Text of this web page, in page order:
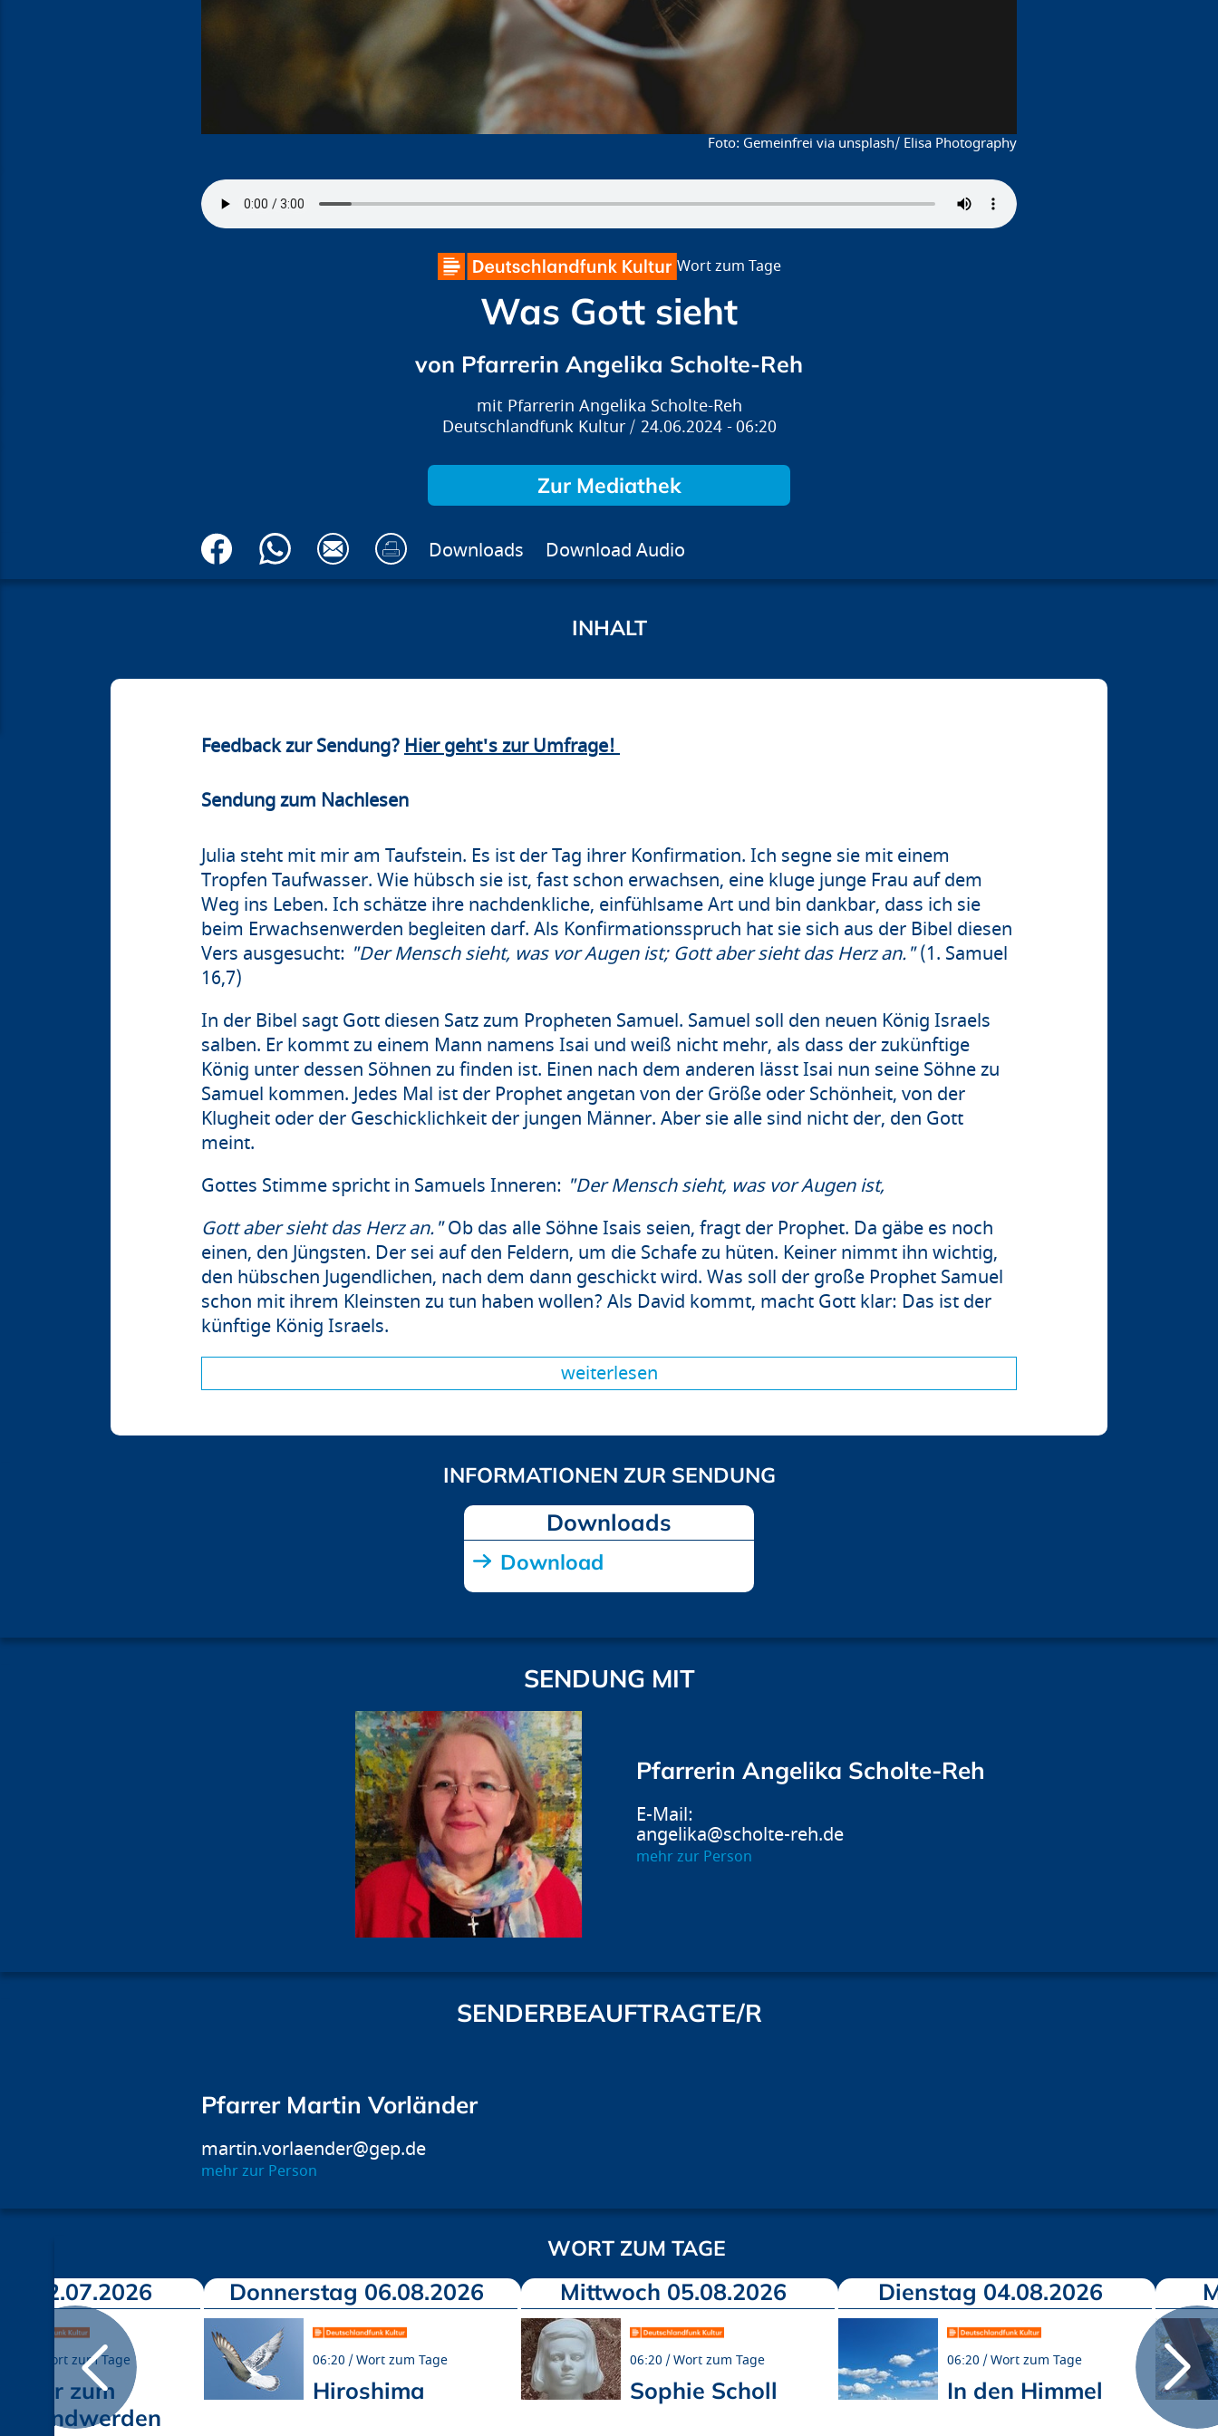
Gemeinfrei via unsplash/ Elisa Photography
Wort zum Tage
Was Gott sieht
von Pfarrerin Angelika Scholte-Reh
Pfarrerin Angelika Scholte-Reh
Deutschlandfunk Kultur
24.06.2024 06:20
Zur Mediathek
Downloads Download Audio
Feedback zur Sendung?Hier geht's zur Umfrage!
Sendung zum Nachlesen
Julia steht mit mir am Taufstein. Es ist der Tag ihrer Konfirmation. Ich segne sie mit einem
Tropfen Taufwasser. Wie hübsch sie ist, fast schon erwachsen, eine kluge junge Frau auf dem
Weg ins Leben. Ich schätze ihre nachdenkliche, einfühlsame Art und bin dankbar, dass ich sie
beim Erwachsenwerden begleiten darf. Als Konfirmationsspruch hat sie sich aus der Bibel diesen
Vers ausgesucht: "Der Mensch sieht, was vor Augen ist; Gott aber sieht das Herz an."(1. Samuel
16,7)
In der Bibel sagt Gott diesen Satz zum Propheten Samuel. Samuel soll den neuen König Israels
salben. Er kommt zu einem Mann namens Isai und weiß nicht mehr, als dass der zukünftige
König unter dessen Söhnen zu finden ist. Einen nach dem anderen lässt Isai nun seine Söhne zu
Samuel kommen. Jedes Mal ist der Prophet angetan von der Größe oder Schönheit, von der
Klugheit oder der Geschicklichkeit der jungen Männer. Aber sie alle sind nicht der, den Gott
meint.
Gottes Stimme spricht in Samuels Inneren: "Der Mensch sieht, was vor Augen ist,
Gott aber sieht das Herz an."Ob das alle Söhne Isais seien, fragt der Prophet. Da gäbe es noch
einen, den Jüngsten. Der sei auf den Feldern, um die Schafe zu hüten. Keiner nimmt ihn wichtig,
den hübschen Jugendlichen, nach dem dann geschickt wird. Was soll der große Prophet Samuel
schon mit ihrem Kleinsten zu tun haben wollen? Als David kommt, macht Gott klar: Das ist der
künftige König Israels.
weiterlesen
Downloads
Download
SENDUNG MIT
Pfarrerin Angelika Scholte-Reh
angelika@scholte-reh.de
mehr zur Person
SENDERBEAUFTRAGTE/R
Pfarrer Martin Vorländer
martin.vorlaender@gep.de
mehr zur Person
WORT ZUM TAGE
22.07.2026
Wort zum Tage
zum
Donnerstag 06.08.2026
06:20 Wort zum Tage
Hiroshima
Mittwoch 05.08.2026
06:20 Wort zum Tage
Sophie Scholl
Dienstag 04.08.2026
06:20 Wort zum Tage
In den Himmel